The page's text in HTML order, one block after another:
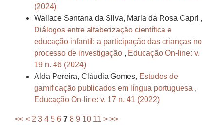
(2024)
Wallace Santana da Silva, Maria da Rosa Capri ,
Diálogos entre alfabetização científica e
educação infantil: a participação das crianças no
processo de investigação , Educação On-line: v.
19 n. 46 (2024)
Alda Pereira, Cláudia Gomes, Estudos de
gamificação publicados em língua portuguesa ,
Educação On-line: v. 17 n. 41 (2022)
<< < 2 3 4 5 6 7 8 9 10 11 > >>